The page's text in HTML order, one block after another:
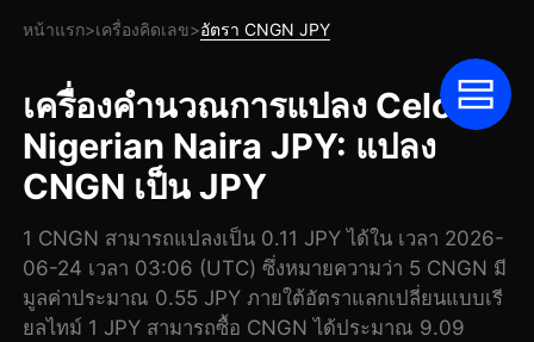
หน้าแรก>เครื่องคิดเลข>อัตรา CNGN JPY
เครื่องคำนวณการแปลง Celo
Nigerian Naira JPY: แปลง
CNGN เป็น JPY
1 CNGN สามารถแปลงเป็น 0.11 JPY ได้ใน เวลา 2026-
06-24 เวลา 03:06 (UTC) ซึ่งหมายความว่า 5 CNGN มี
มูลค่าประมาณ 0.55 JPY ภายใต้อัตราแลกเปลี่ยนแบบเรี
ยลไทม์ 1 JPY สามารถซื้อ CNGN ได้ประมาณ 9.09